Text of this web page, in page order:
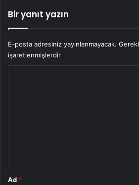
Bir yanıt yazın
E-posta adresiniz yayınlanmayacak.
işaretlenmişlerdir
Ad *